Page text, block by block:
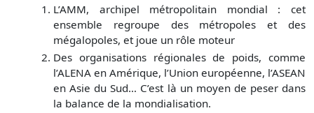
L’AMM, archipel métropolitain mondial : cet
ensemble regroupe des métropoles et des
mégalopoles, et joue un rôle moteur
Des organisations régionales de poids, comme
l’ALENA en Amérique, l’Union européenne, l’ASEAN
en Asie du Sud… C’est là un moyen de peser dans
la balance de la mondialisation.